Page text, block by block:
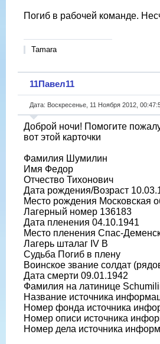
Погиб в рабочей команде.
Tamara
11Павел11
Дата: Воскресенье, 11 Ноября 2012,
Доброй ночи! Помогите
вот этой карточки
Фамилия Шумилин
Имя Федор
Отчество Тихонович
Дата рождения/Возраст
Место рождения Московская
Лагерный номер 136183
Дата пленения 04.10.1941
Место пленения Спас-
Лагерь шталаг IV B
Судьба Погиб в плену
Воинское звание солдат
Дата смерти 09.01.1942
Фамилия на латинице
Название источника
Номер фонда источника
Номер описи источника
Номер дела источника